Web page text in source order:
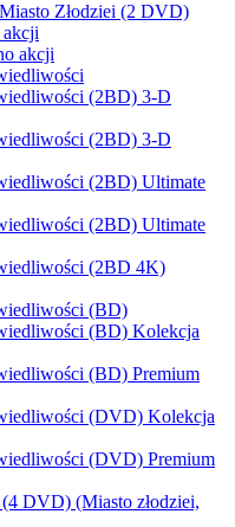
Złodziei (2 DVD)
akcji
(2BD) 3-D
(2BD) 3-D
(2BD) Ultimate
(2BD) Ultimate
(2BD 4K)
(BD)
(BD) Kolekcja
(BD) Premium
(DVD) Kolekcja
(DVD) Premium
DVD) (Miasto złodziei,